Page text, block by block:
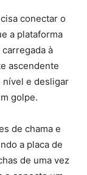
conectar o
a plataforma
à
ascendente
nível e desligar
golpe.
de chama e
a placa de
de uma vez